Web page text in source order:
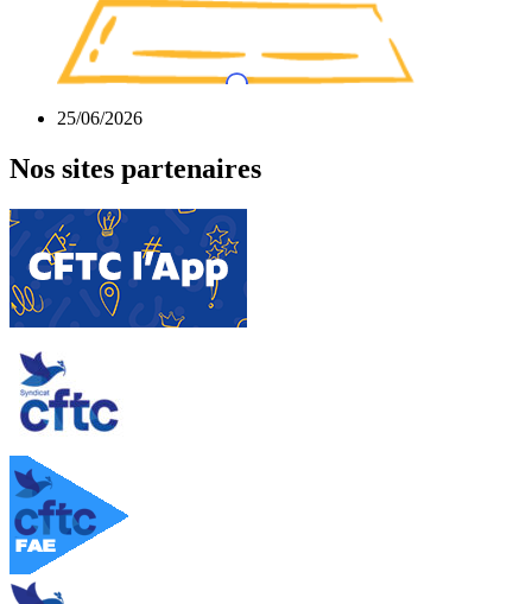
25/06/2026
Nos sites partenaires